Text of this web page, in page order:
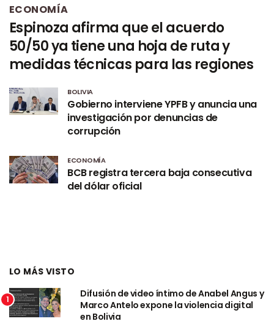
ECONOMÍA
Espinoza afirma que el acuerdo
50/50 ya tiene una hoja de ruta y
medidas técnicas para las regiones
BOLIVIA
Gobierno interviene YPFB y anuncia una
investigación por denuncias de
corrupción
ECONOMÍA
BCB registra tercera baja consecutiva
del dólar oficial
LO MÁS VISTO
1
Difusión de video íntimo de Anabel Angus y
Marco Antelo expone la violencia digital
en Bolivia